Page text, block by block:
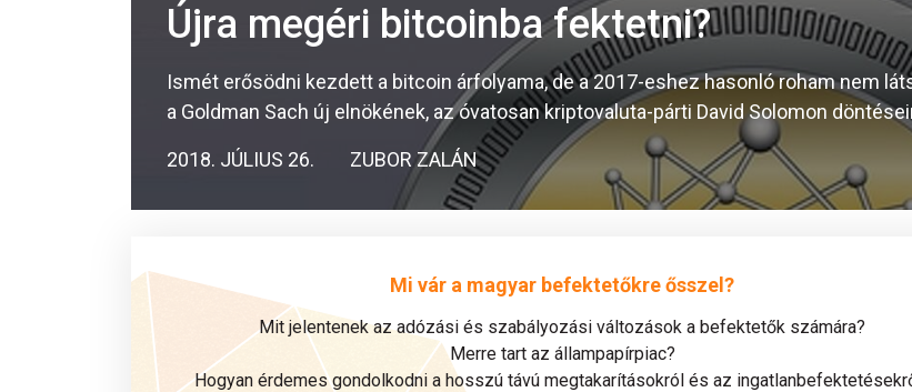
Újra megéri bitcoinba fektetni?
Ismét erősödni kezdett a bitcoin árfolyama, de a 2017-eshez hasonló roham nem
a Goldman Sach új elnökének, az óvatosan kriptovaluta-párti David Solomon
2018. JÚLIUS 26. ZUBOR ZALÁN
Mi vár a magyar befektetőkre ősszel?
Mit jelentenek az adózási és szabályozási változások a befektetők számára?
Merre tart az állampapírpiac?
Hogyan érdemes gondolkodni a hosszú távú megtakarításokról és az